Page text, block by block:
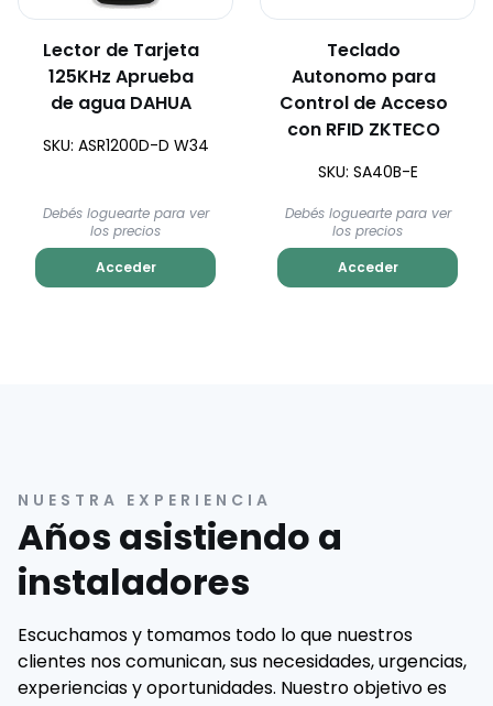
Lector de Tarjeta
125KHz Aprueba
de agua DAHUA
SKU: ASR1200D-D W34
Debés loguearte para ver
los precios
Acceder
Teclado
Autonomo para
Control de Acceso
con RFID ZKTECO
SKU: SA40B-E
Debés loguearte para ver
los precios
Acceder
NUESTRA EXPERIENCIA
Años asistiendo a
instaladores
Escuchamos y tomamos todo lo que nuestros
clientes nos comunican, sus necesidades, urgencias,
experiencias y oportunidades. Nuestro objetivo es